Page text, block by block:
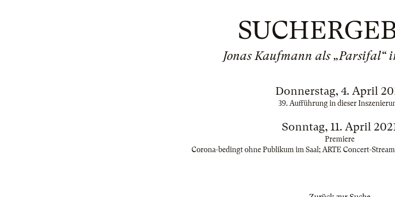
Jonas Kaufmann als „Parsifal“
Donnerstag, 4. April
39. Aufführung in dieser
Sonntag, 11. April
Premiere
Corona-bedingt ohne Publikum im Saal; ARTE Concert-